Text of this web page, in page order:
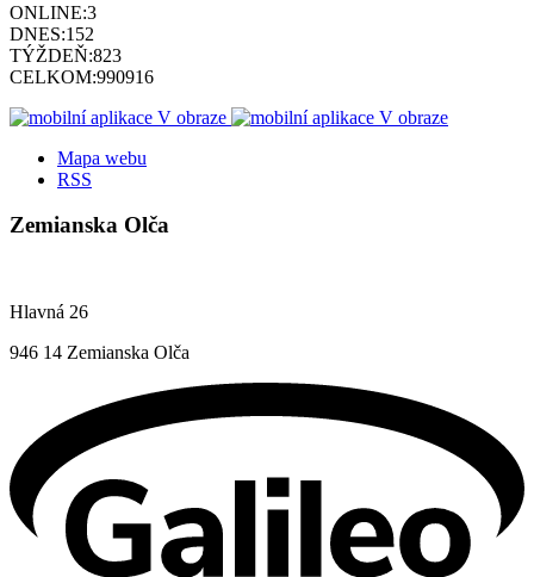
ONLINE:3
DNES:152
TÝŽDEŇ:823
CELKOM:990916
Mapa webu
RSS
Zemianska Olča
Hlavná 26
946 14 Zemianska Olča